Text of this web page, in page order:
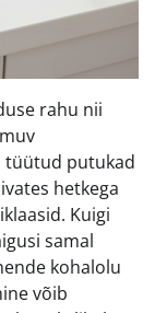
rahu nii
tüütud putukad
hetkega
Kuigi
samal
kohalolu
võib